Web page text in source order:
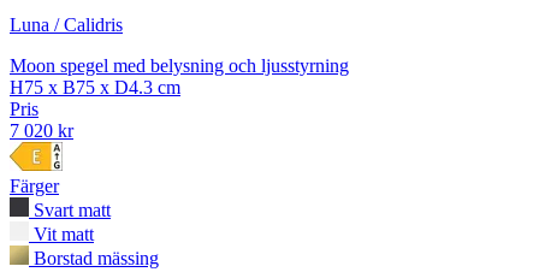
Luna / Calidris
Moon spegel med belysning och ljusstyrning
H75 x B75 x D4.3 cm
Pris
7 020 kr
Färger
Svart matt
Vit matt
Borstad mässing